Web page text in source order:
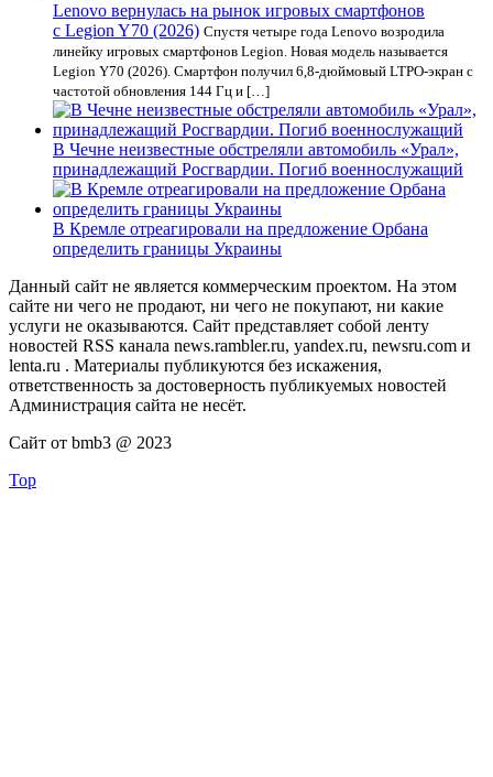
Lenovo вернулась на рынок игровых смартфонов
с Legion Y70 (2026) Спустя четыре года Lenovo возродила
линейку игровых смартфонов Legion. Новая модель называется
Legion Y70 (2026). Смартфон получил 6,8-дюймовый LTPO-экран с
частотой обновления 144 Гц и […]
В Чечне неизвестные обстреляли автомобиль «Урал»,
принадлежащий Росгвардии. Погиб военнослужащий
В Кремле отреагировали на предложение Орбана
определить границы Украины
Данный сайт не является коммерческим проектом. На этом
сайте ни чего не продают, ни чего не покупают, ни какие
услуги не оказываются. Сайт представляет собой ленту
новостей RSS канала news.rambler.ru, yandex.ru, newsru.com и
lenta.ru . Материалы публикуются без искажения,
ответственность за достоверность публикуемых новостей
Администрация сайта не несёт.
Сайт от bmb3 @ 2023
Top